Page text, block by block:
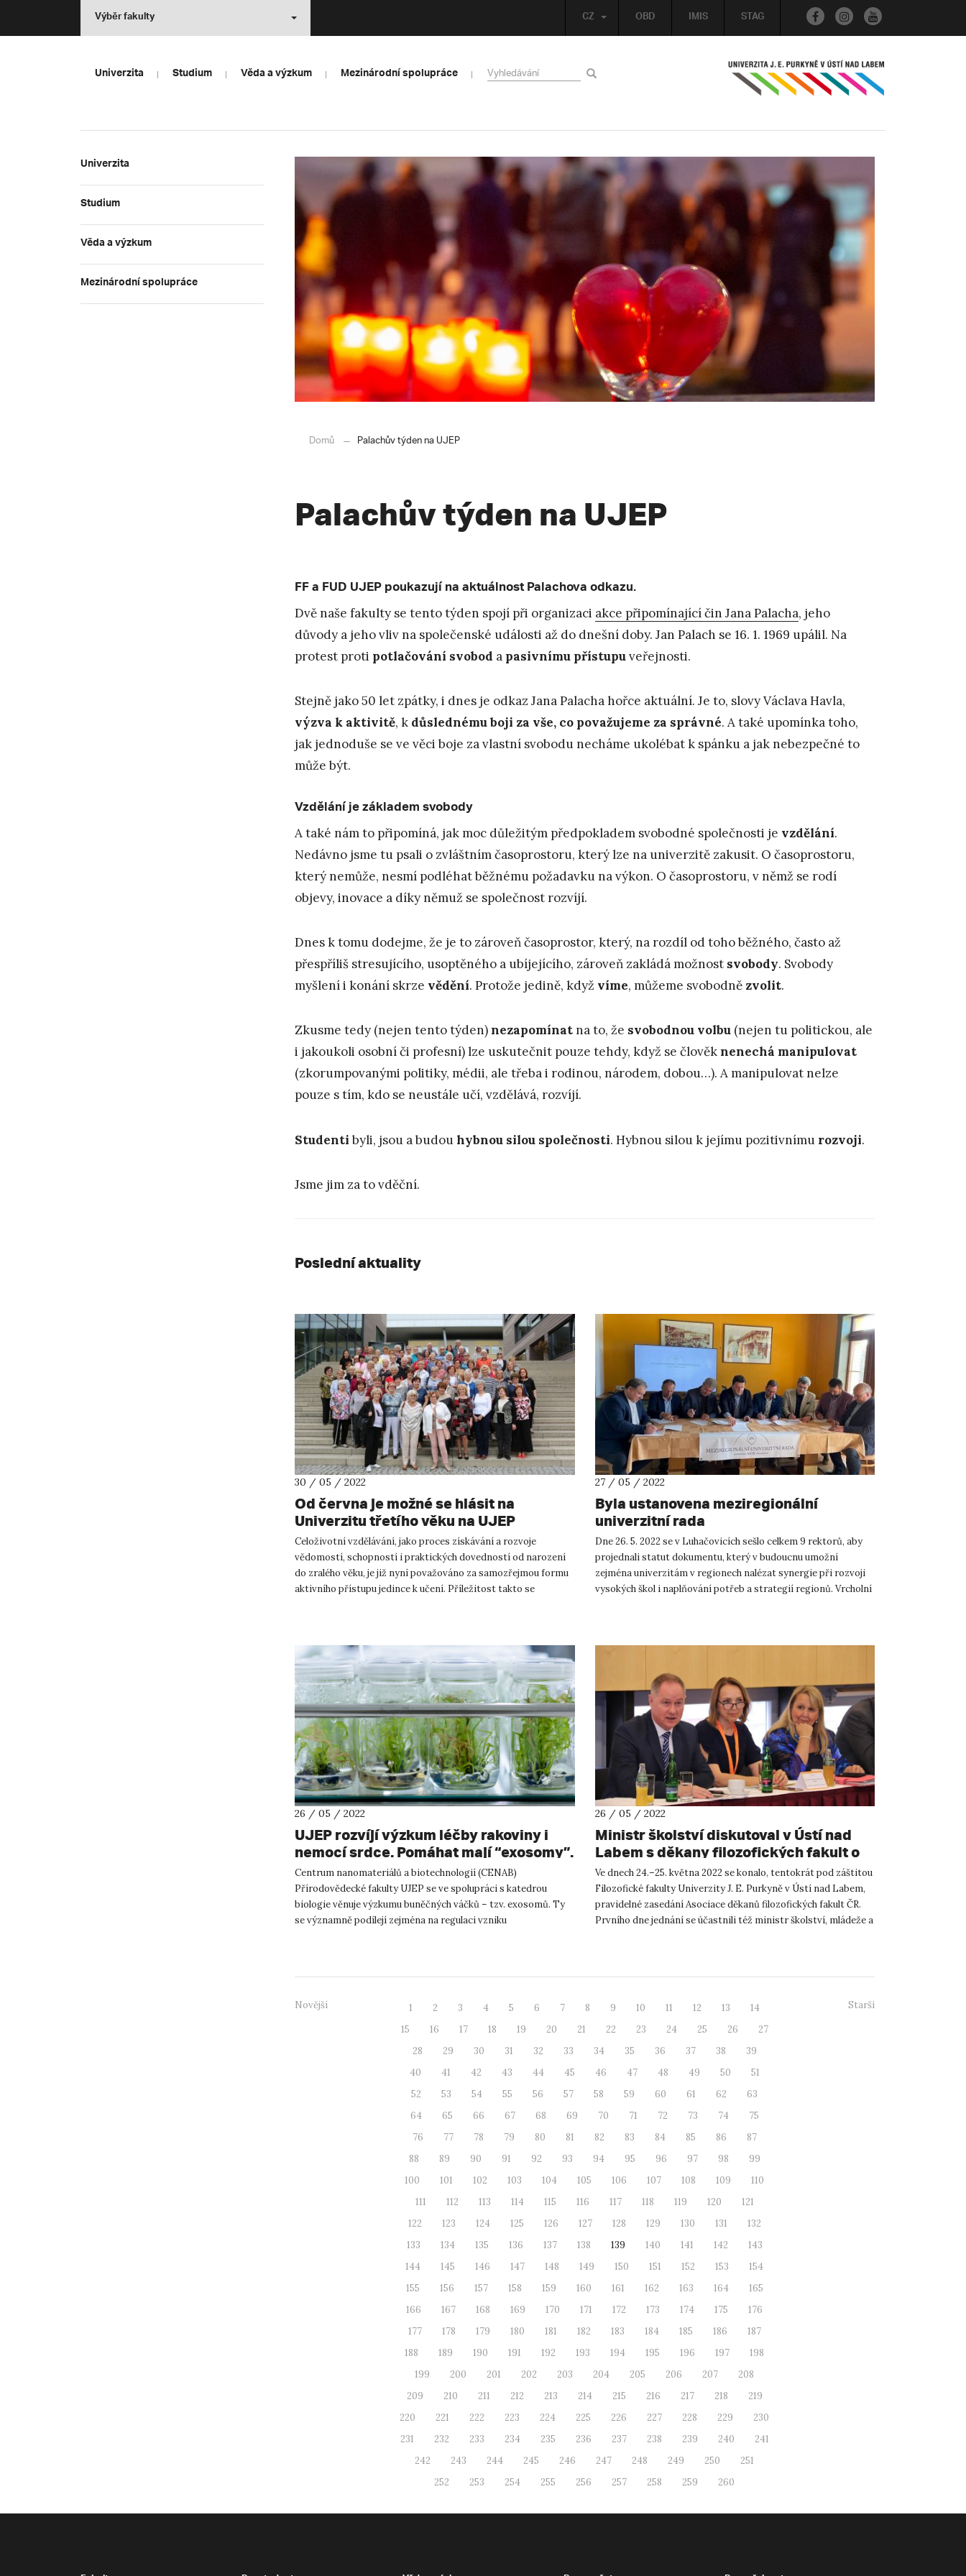
OBD IMIS STAG
CZ
Výběr fakulty
Univerzita Studium Věda a výzkum Mezinárodní spolupráce
Univerzita
Studium
Věda a výzkum
Mezinárodní spolupráce
Domů Palachův týden na UJEP
Palachův týden na UJEP
FF a FUD UJEP poukazují na aktuálnost Palachova odkazu.
Dvě naše fakulty se tento týden spojí při organizaci akce připomínající čin Jana Palacha, jeho
důvody a jeho vliv na společenské události až do dnešní doby. Jan Palach se 16. 1. 1969 upálil. Na
protest proti potlačování svobod a pasivnímu přístupuveřejnosti.
Stejně jako 50 let zpátky, i dnes je odkaz Jana Palacha hořce aktuální. Je to, slovy Václava Havla,
výzva k aktivitě, k důslednému boji za vše, co považujeme za správné. A také upomínka toho,
jak jednoduše se ve věci boje za vlastní svobodu necháme ukolébat k spánku a jak nebezpečné to
může být.
Vzdělání je základem svobody
A také nám to připomíná, jak moc důležitým předpokladem svobodné společnosti je vzdělání.
Nedávno jsme tu psali o zvláštním časoprostoru, který lze na univerzitě zakusit. O časoprostoru,
který nemůže, nesmí podléhat běžnému požadavku na výkon. O časoprostoru, v němž se rodí
objevy, inovace a díky němuž se společnost rozvíjí.
Dnes k tomu dodejme, že je to zároveň časoprostor, který, na rozdíl od toho běžného, často až
přespříliš stresujícího, usoptěného a ubíjejícího, zároveň zakládá možnost svobody. Svobody
myšlení i konání skrze vědění. Protože jedině, když víme, můžeme svobodně zvolit.
Zkusme tedy (nejen tento týden)nezapomínatna to, že svobodnou volbu (nejen tu politickou, ale
i jakoukoli osobní či profesní) lze uskutečnit pouze tehdy, když se člověknenechá manipulovat
(zkorumpovanými politiky, médii, ale třeba i rodinou, národem, dobou…). A manipulovat nelze
pouze s tím, kdo se neustále učí, vzdělává, rozvíjí.
Studentibyli, jsou a budouhybnou silou společnosti. Hybnou silou k jejímu pozitivnímu rozvoji.
Jsme jim za to vděční.
Poslední aktuality
30 / 05 / 2022
Od června je možné se hlásit na
Univerzitu třetího věku na UJEP
Celoživotní vzdělávání, jako proces získávání a rozvoje
vědomostí, schopností i praktických dovedností od narození
do zralého věku, je již nyní považováno za samozřejmou formu
aktivního přístupu jedince k učení. Příležitost takto se
27 / 05 / 2022
Byla ustanovena meziregionální
univerzitní rada
Dne 26. 5. 2022 se v Luhačovicích sešlo celkem 9 rektorů, aby
projednali statut dokumentu, který v budoucnu umožní
zejména univerzitám v regionech nalézat synergie při rozvoji
vysokých škol i naplňování potřeb a strategií regionů. Vrcholní
26 / 05 / 2022
UJEP rozvíjí výzkum léčby rakoviny i
nemocí srdce. Pomáhat mají “exosomy”.
Centrum nanomateriálů a biotechnologií (CENAB)
Přírodovědecké fakulty UJEP se ve spolupráci s katedrou
biologie věnuje výzkumu buněčných váčků – tzv. exosomů. Ty
se významně podílejí zejména na regulaci vzniku
26 / 05 / 2022
Ministr školství diskutoval v Ústí nad
Labem s děkany filozofických fakult o
relevanci humanitních oborů a jejich
financování
Ve dnech 24.–25. května 2022 se konalo, tentokrát pod záštitou
Filozofické fakulty Univerzity J. E. Purkyně v Ústí nad Labem,
pravidelné zasedání Asociace děkanů filozofických fakult ČR.
Prvního dne jednání se účastnili též ministr školství, mládeže a
Novější 1 2 3 4 5 6 7 8 9 10 11 12 13
14
15
16 17 18 19 20 21 22 23 24 25 26
27
28
29 30 31 32 33 34 35 36 37 38
39
40
41 42 43 44 45 46 47 48 49 50
51
52
53 54 55 56 57 58 59 60 61 62
63
64
65 66 67 68 69 70 71 72 73 74
75
76
77 78 79 80 81 82 83 84 85 86
87
88
89 90 91 92 93 94 95 96 97 98
99
100
101 102 103 104 105 106 107 108 109
110
111
112 113 114 115 116 117 118 119 120
121
122
123 124 125 126 127 128 129 130 131
132
133
134 135 136 137 138 139 140 141 142
143
144
145 146 147 148 149 150 151 152 153
154
155
156 157 158 159 160 161 162 163 164
165
166
167 168 169 170 171 172 173 174 175
176
177
178 179 180 181 182 183 184 185 186
187
188
189 190 191 192 193 194 195 196 197
198
199
200 201 202 203 204 205 206 207
208
209
210 211 212 213 214 215 216 217 218
219
220
221 222 223 224 225 226 227 228 229
230
231
232 233 234 235 236 237 238 239 240
241
242
243 244 245 246 247 248 249 250
251
252
253 254 255 256 257 258 259 260
Starší